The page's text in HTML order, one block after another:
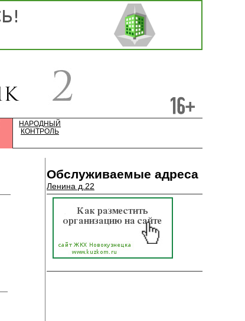
НАРОДНЫЙ
КОНТРОЛЬ
Обслуживаемые адреса
Ленина д.22